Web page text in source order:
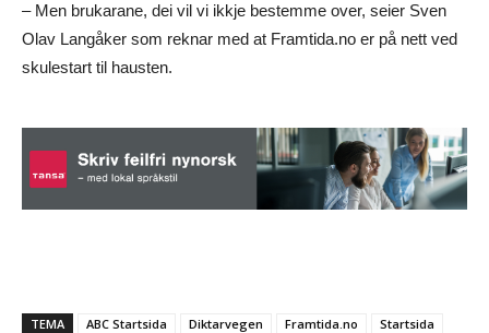
– Men brukarane, dei vil vi ikkje bestemme over, seier Sven
Olav Langåker som reknar med at Framtida.no er på nett ved
skulestart til hausten.
TEMA ABC Startsida Diktarvegen Framtida.no Startsida